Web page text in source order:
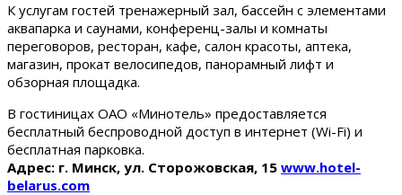
К услугам гостей тренажерный зал, бассейн с элементами
аквапарка и саунами, конференц-залы и комнаты
переговоров, ресторан, кафе, салон красоты, аптека,
магазин, прокат велосипедов, панорамный лифт и
обзорная площадка.
В гостиницах ОАО «Минотель» предоставляется
бесплатный беспроводной доступ в интернет (Wi-Fi) и
бесплатная парковка.
Адрес: г. Минск, ул. Сторожовская, 15 www.hotel-
belarus.com